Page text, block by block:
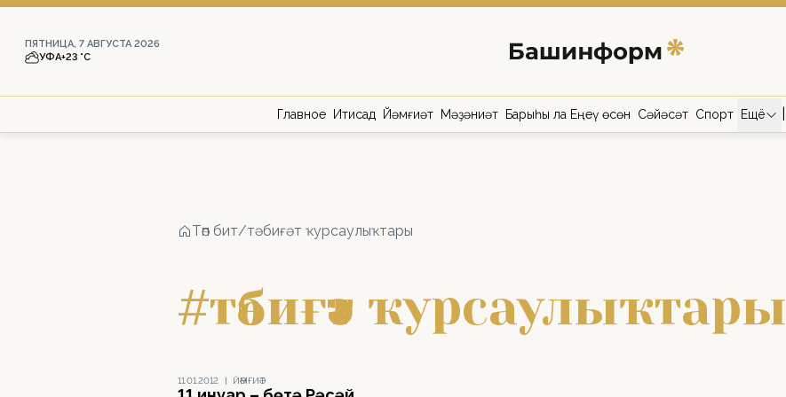
ПЯТНИЦА, 7 АВГУСТА 2026
УФА+23 °С
Главное Иҡтисад Йәмғиәт Мәҙәниәт Барыһы ла Еңеү өсөн Сәйәсәт Спорт Ещё
Төп бит/тәбиғәт ҡурсаулыҡтары
#тәбиғәт ҡурсаулыҡтары
11.01.2012 | ЙӘМҒИӘТ